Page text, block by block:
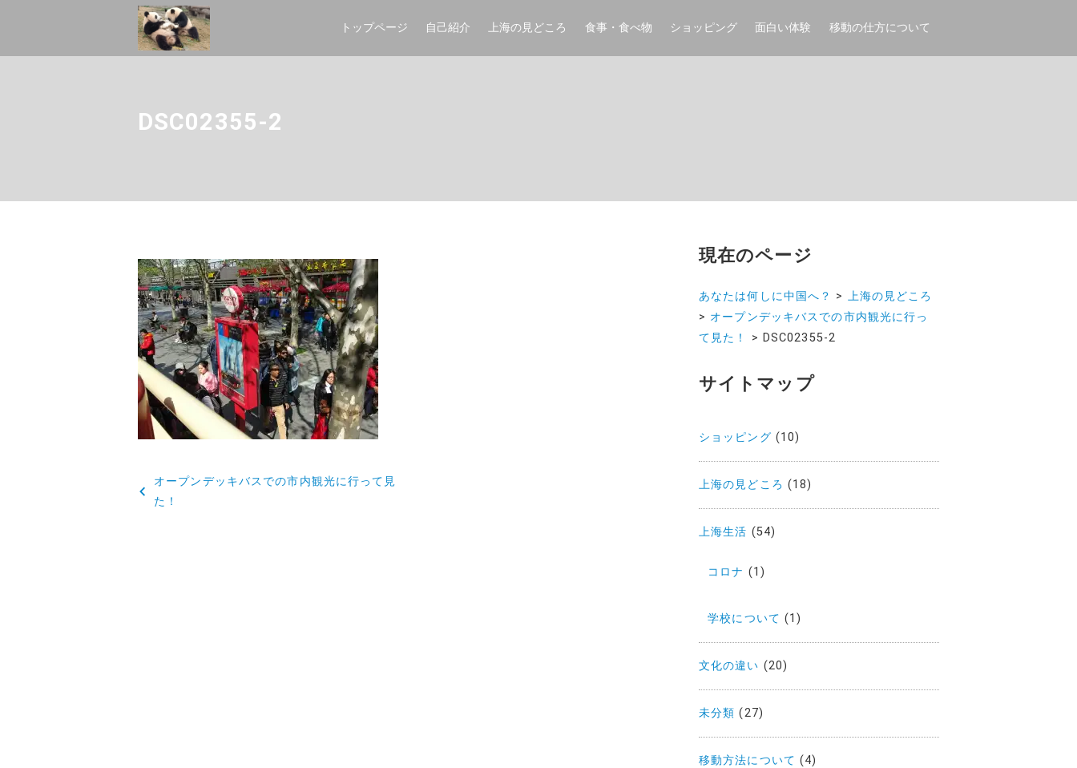
トップページ 自己紹介 上海の見どころ 食事・食べ物 ショッピング 面白い体験 移動の仕方について
DSC02355-2
稿
オープンデッキバスでの市内観光に行って見
た！
現在のページ
あなたは何しに中国へ？ > 上海の見どころ
> オープンデッキバスでの市内観光に行っ
て見た！
> DSC02355-2
サイトマップ
ショッピング (10)
上海の見どころ (18)
上海生活 (54)
コロナ (1)
学校について (1)
文化の違い (20)
未分類 (27)
移動方法について (4)